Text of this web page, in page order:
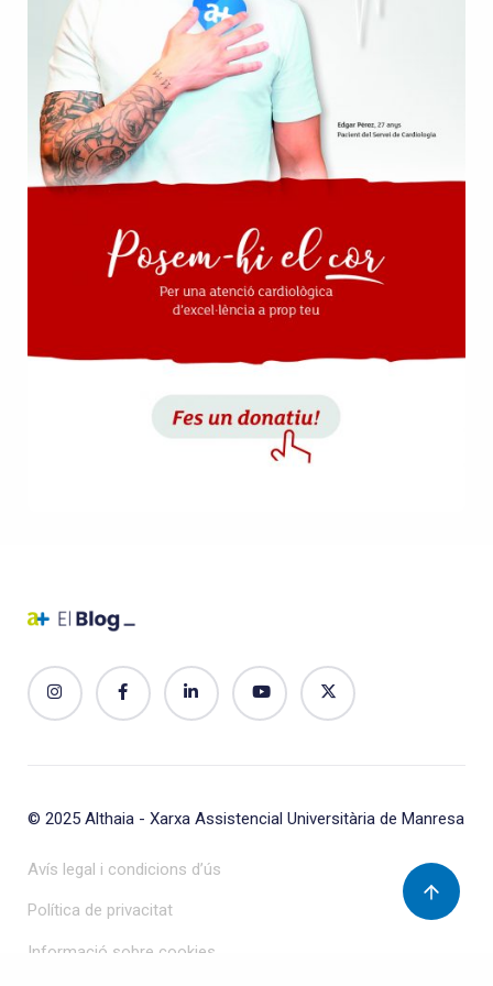
© 2025 Althaia - Xarxa Assistencial Universitària de Manresa
Avís legal i condicions d’ús
Política de privacitat
Informació sobre cookies